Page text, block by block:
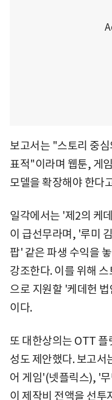
보고서는 "스토리 중
표적"이라며 웹툰, 게
모델을 확장해야 한다
일각에서는 '제2의 케
이 급선무라며, '루미
팝' 같은 파생 수익을
강조한다. 이를 위해
으로 지원할 '케데헌
이다.
또 대한상의는 OTT
성도 제안했다. 보고서
어 게임'(넷플릭스), '
이 제작비 전액을 선투